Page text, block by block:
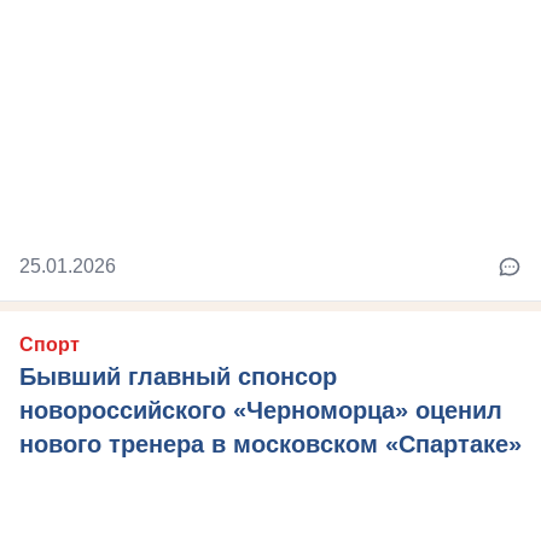
25.01.2026
Спорт
Бывший главный спонсор
новороссийского «Черноморца» оценил
нового тренера в московском «Спартаке»